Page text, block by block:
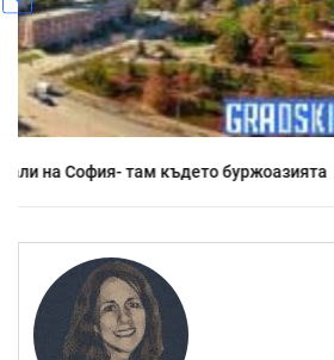
Хорър реалност: Какво се случва